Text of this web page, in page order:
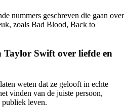
nummers geschreven die gaan over
zoals Bad Blood, Back to
Swift over liefde en
weten dat ze gelooft in echte
vinden van de juiste persoon,
publiek leven.